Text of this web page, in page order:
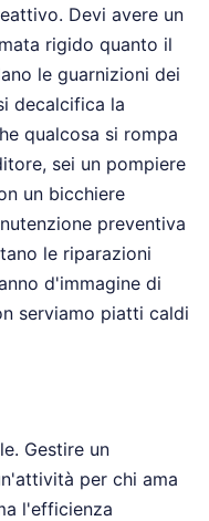
Devi avere un
rigido quanto il
le guarnizioni dei
decalcifica la
qualcosa si rompa
sei un pompiere
un bicchiere
preventiva
le riparazioni
d'immagine di
serviamo piatti caldi
Gestire un
per chi ama
l'efficienza